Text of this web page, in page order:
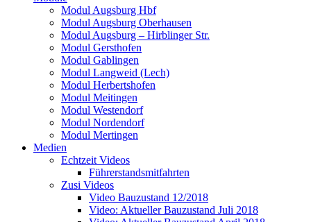
Modul Augsburg Hbf
Modul Augsburg Oberhausen
Modul Augsburg – Hirblinger Str.
Modul Gersthofen
Modul Gablingen
Modul Langweid (Lech)
Modul Herbertshofen
Modul Meitingen
Modul Westendorf
Modul Nordendorf
Modul Mertingen
Medien
Echtzeit Videos
Führerstandsmitfahrten
Zusi Videos
Video Bauzustand 12/2018
Video: Aktueller Bauzustand Juli 2018